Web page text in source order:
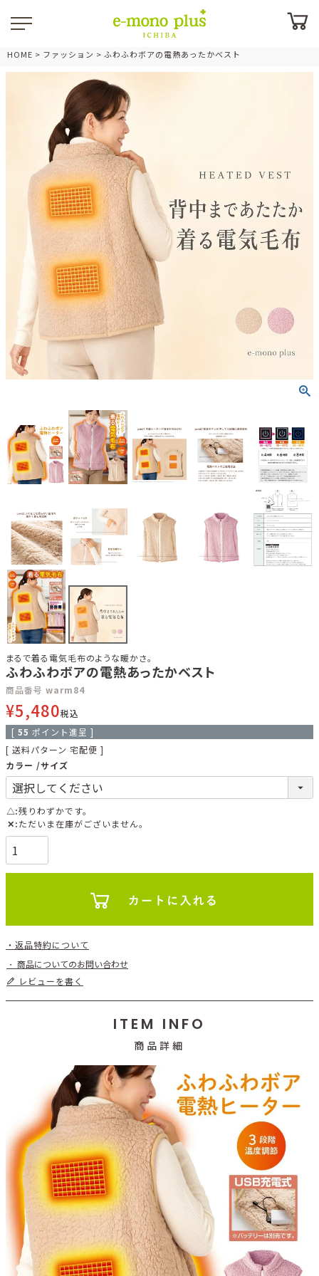
HOME ファッション ふわふわボアの電熱あったかベスト
まるで着る電気毛布のような暖かさ。
ふわふわボアの電熱あったかベスト
商品番号 warm84
¥5,480税込
[ 55 ポイント進呈 ]
送料パターン 宅配便
カラー
サイズ
△ 残りわずかです。
✕ ただいま在庫がございません。
返品特約について
商品についてのお問い合わせ
レビューを書く
ITEM INFO
商品詳細